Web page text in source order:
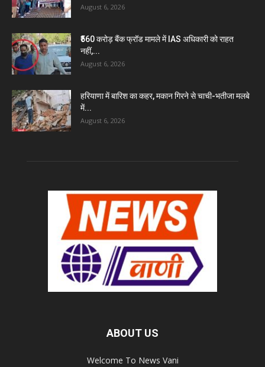
August 6, 2026
₹560 करोड़ बैंक फ्रॉड मामले में IAS अधिकारी को राहत
नहीं,...
August 6, 2026
हरियाणा में बारिश का कहर, मकान गिरने से चाची-भतीजा मलबे
में...
August 6, 2026
ABOUT US
Welcome To News Vani